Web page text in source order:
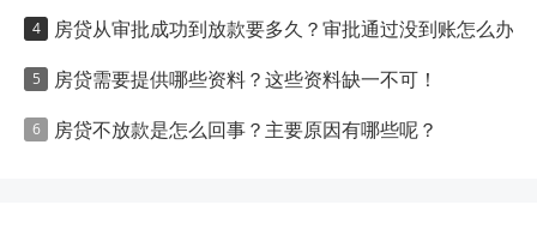
房贷从审批成功到放款要多久？审批通过没到账怎么办？
房贷需要提供哪些资料？这些资料缺一不可！
房贷不放款是怎么回事？主要原因有哪些呢？